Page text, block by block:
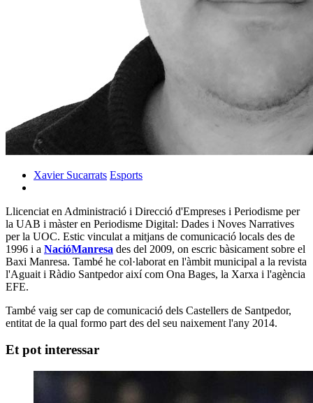
Xavier Sucarrats Esports
Llicenciat en Administració i Direcció d'Empreses i Periodisme per
la UAB i màster en Periodisme Digital: Dades i Noves Narratives
per la UOC. Estic vinculat a mitjans de comunicació locals des de
1996 i a NacióManresa des del 2009, on escric bàsicament sobre el
Baxi Manresa. També he col·laborat en l'àmbit municipal a la revista
l'Aguait i Ràdio Santpedor així com Ona Bages, la Xarxa i l'agència
EFE.
També vaig ser cap de comunicació dels Castellers de Santpedor,
entitat de la qual formo part des del seu naixement l'any 2014.
Et pot interessar